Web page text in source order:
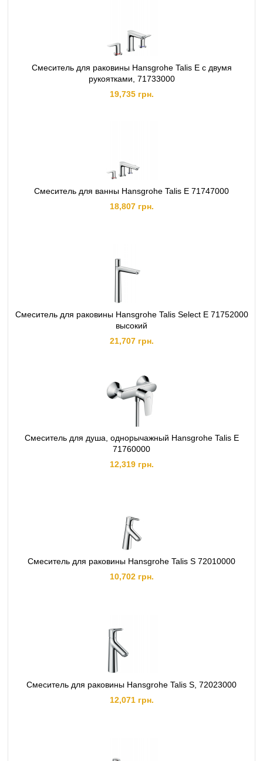
Смеситель для раковины Hansgrohe Talis E с двумя
рукоятками, 71733000
19,735 грн.
Смеситель для ванны Hansgrohe Talis E 71747000
18,807 грн.
Смеситель для раковины Hansgrohe Talis Select E 71752000
высокий
21,707 грн.
Смеситель для душа, однорычажный Hansgrohe Talis E
71760000
12,319 грн.
Смеситель для раковины Hansgrohe Talis S 72010000
10,702 грн.
Смеситель для раковины Hansgrohe Talis S, 72023000
12,071 грн.